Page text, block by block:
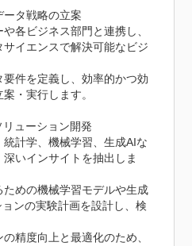
タ戦略の立案
各ビジネス部門と連携し、
イエンスで解決可能なビジ
要件を定義し、効率的かつ効
・実行します。
ューション開発
統計学、機械学習、生成AIな
いインサイトを抽出しま
ための機械学習モデルや生成
ンの実験計画を設計し、検
精度向上と最適化のため、